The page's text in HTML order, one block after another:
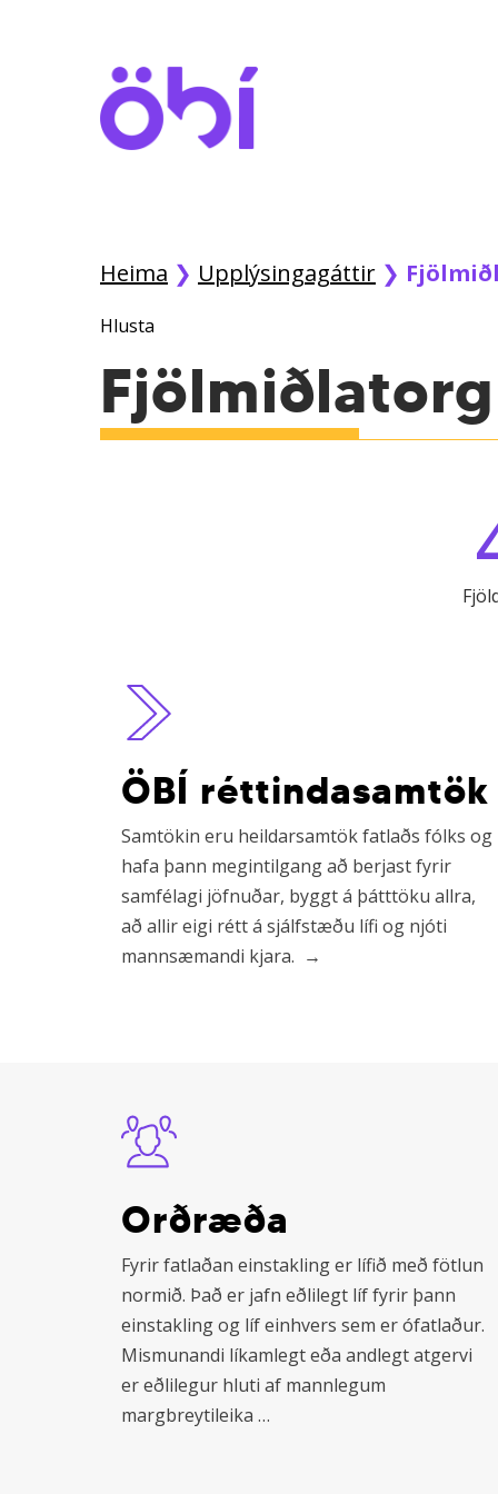
Heima ❯ Upplýsingagáttir ❯
Hlusta
Fjölmiðlatorg
ÖBÍ réttindasamtök
Samtökin eru heildarsamtök fatlaðs fólks og
hafa þann megintilgang að berjast fyrir
samfélagi jöfnuðar, byggt á þátttöku allra,
að allir eigi rétt á sjálfstæðu lífi og njóti
mannsæmandi kjara. →
more
Orðræða
Fyrir fatlaðan einstakling er lífið með fötlun
normið. Það er jafn eðlilegt líf fyrir þann
einstakling og líf einhvers sem er ófatlaður.
Mismunandi líkamlegt eða andlegt atgervi
er eðlilegur hluti af mannlegum
margbreytileika …
more